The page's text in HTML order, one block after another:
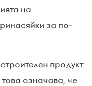
на
за по-
продукт
това означава, че